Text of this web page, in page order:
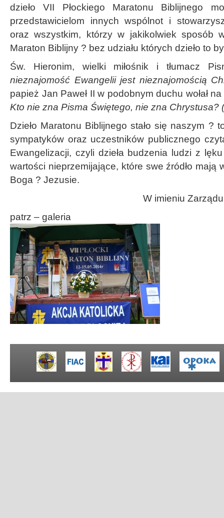
dzieło VII Płockiego Maratonu Biblijnego
przedstawicielom innych wspólnot i
oraz wszystkim, którzy w jakikolwiek sposób
Maraton Biblijny ? bez udziału których dzieło to
Św. Hieronim, wielki miłośnik i tłumacz
nieznajomość Ewangelii jest nieznajomością
papież Jan Paweł II w podobnym duchu wołał
Kto nie zna Pisma Świętego, nie zna Chrystusa?
Dzieło Maratonu Biblijnego stało się naszym ?
sympatyków oraz uczestników publicznego
Ewangelizacji, czyli dzieła budzenia ludzi z
wartości nieprzemijające, które swe źródło mają
Boga ? Jezusie.
W imieniu
patrz – galeria